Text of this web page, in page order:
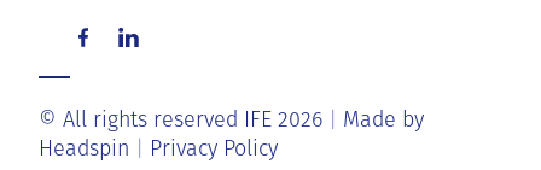
© All rights reserved IFE 2026
Made by
Headspin
Privacy Policy